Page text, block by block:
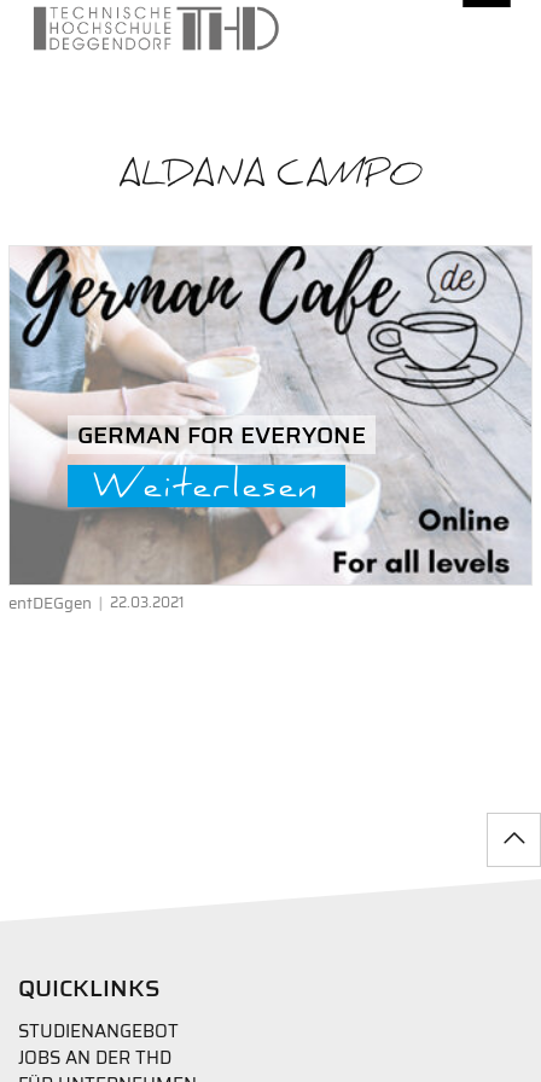
ALDANA CAMPO
GERMAN FOR EVERYONE
Weiterlesen
entDEGgen 22.03.2021
QUICKLINKS
STUDIENANGEBOT
JOBS AN DER THD